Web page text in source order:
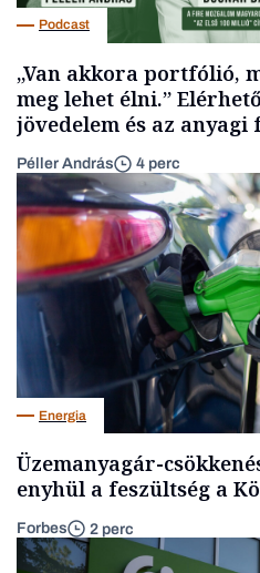
Podcast
„Van akkora portfólió,
meg lehet élni.”
jövedelem és az anyagi
Péller András 4 perc
Energia
Üzemanyagár-
enyhül a feszültség a
Forbes 2 perc